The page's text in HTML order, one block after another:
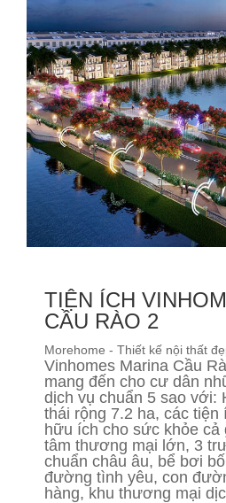
TIỆN ÍCH
CẦU RÀO 2
Morehome - Thiết kế nội thất
Vinhomes Marina Cầu
mang đến cho cư dân
dịch vụ chuẩn 5 sao với:
thái rộng 7.2 ha, các
hữu ích cho sức khỏe cả
tâm thương mại lớn, 3
chuẩn châu âu, bể bơi
đường tình yêu, con
hàng, khu thương mại